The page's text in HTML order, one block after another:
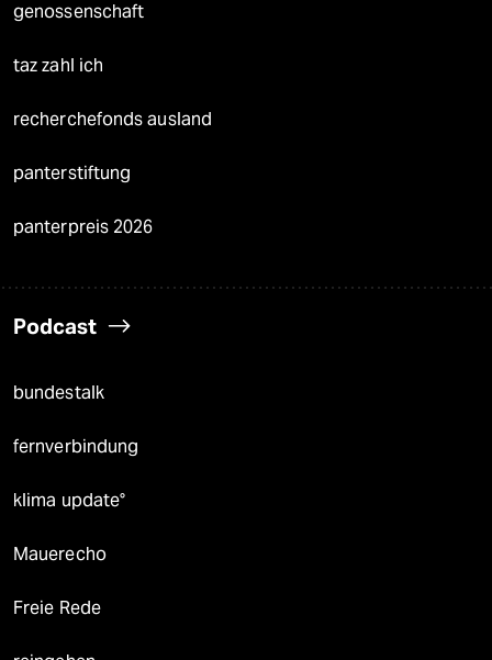
genossenschaft
taz zahl ich
recherchefonds ausland
panterstiftung
panterpreis 2026
Podcast
bundestalk
fernverbindung
klima update°
Mauerecho
Freie Rede